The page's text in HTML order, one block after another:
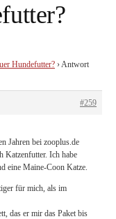
Hundefutter? ›Antwort
#259
Jahren bei zooplus.de
Katzenfutter. Ich habe
eine Maine-Coon Katze.
für mich, als im
das er mir das Paket bis